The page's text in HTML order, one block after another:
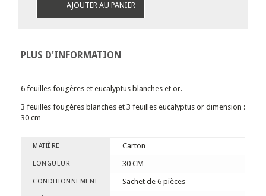
AJOUTER AU PANIER
PLUS D'INFORMATION
6 feuilles fougères et eucalyptus blanches et or.
3 feuilles fougères blanches et 3 feuilles eucalyptus or dimension :
30 cm
MATIÈRE Carton
LONGUEUR 30 CM
CONDITIONNEMENT Sachet de 6 pièces